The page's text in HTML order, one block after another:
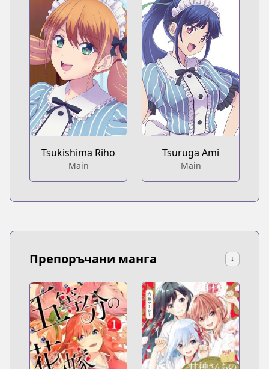
Tsukishima Riho
Main
Tsuruga Ami
Main
Препоръчани манга ↓